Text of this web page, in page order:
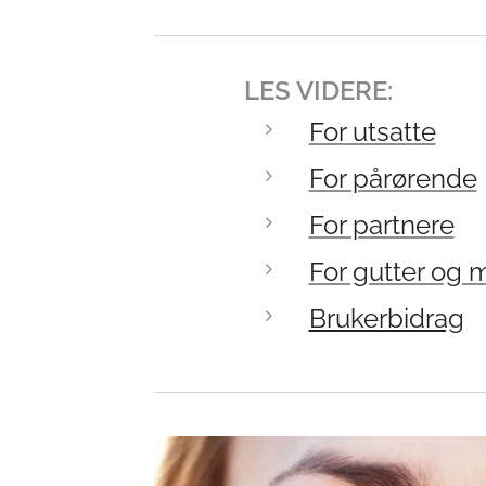
LES VIDERE:
For utsatte
For pårørende
For partnere
For gutter og
Brukerbidrag